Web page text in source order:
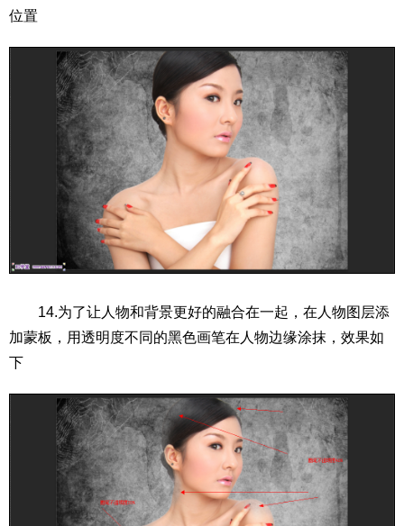
位置
14.为了让人物和背景更好的融合在一起，在人物图层添
加蒙板，用透明度不同的黑色画笔在人物边缘涂抹，效果如
下